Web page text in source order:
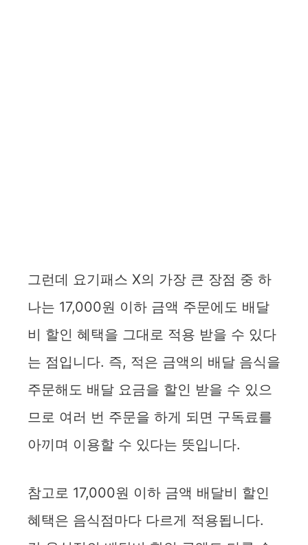
그런데 요기패스 X의 가장 큰 장점 중 하
나는 17,000원 이하 금액 주문에도 배달
비 할인 혜택을 그대로 적용 받을 수 있다
는 점입니다. 즉, 적은 금액의 배달 음식을
주문해도 배달 요금을 할인 받을 수 있으
므로 여러 번 주문을 하게 되면 구독료를
아끼며 이용할 수 있다는 뜻입니다.
참고로 17,000원 이하 금액 배달비 할인
혜택은 음식점마다 다르게 적용됩니다.